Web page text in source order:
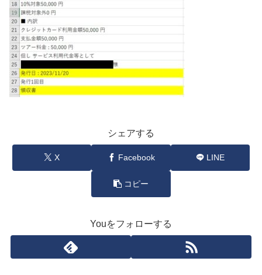
シェアする
X Facebook LINE
コピー
Youをフォローする